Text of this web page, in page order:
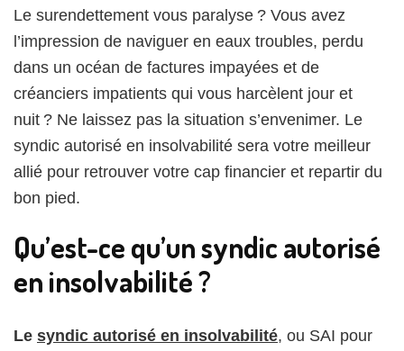
en
:
ce
qu’il
faut
savoir !
Le surendettement vous paralyse ? Vous avez
l’impression de naviguer en eaux troubles, perdu
dans un océan de factures impayées et de
créanciers impatients qui vous harcèlent jour et
nuit ? Ne laissez pas la situation s’envenimer. Le
syndic autorisé en insolvabilité sera votre meilleur
allié pour retrouver votre cap financier et repartir du
bon pied.
Qu’est-ce qu’un syndic autorisé
en insolvabilité ?
Le syndic autorisé en insolvabilité, ou SAI pour